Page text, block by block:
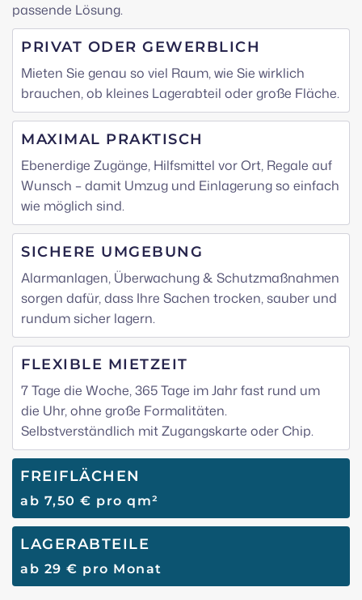
passende Lösung.
PRIVAT ODER GEWERBLICH
Mieten Sie genau so viel Raum, wie Sie wirklich
brauchen, ob kleines Lagerabteil oder große Fläche.
MAXIMAL PRAKTISCH
Ebenerdige Zugänge, Hilfsmittel vor Ort, Regale auf
Wunsch – damit Umzug und Einlagerung so einfach
wie möglich sind.
SICHERE UMGEBUNG
Alarmanlagen, Überwachung & Schutzmaßnahmen
sorgen dafür, dass Ihre Sachen trocken, sauber und
rundum sicher lagern.
FLEXIBLE MIETZEIT
7 Tage die Woche, 365 Tage im Jahr fast rund um
die Uhr, ohne große Formalitäten.
Selbstverständlich mit Zugangskarte oder Chip.
FREIFLÄCHEN
ab 7,50 € pro qm²
LAGERABTEILE
ab 29 € pro Monat